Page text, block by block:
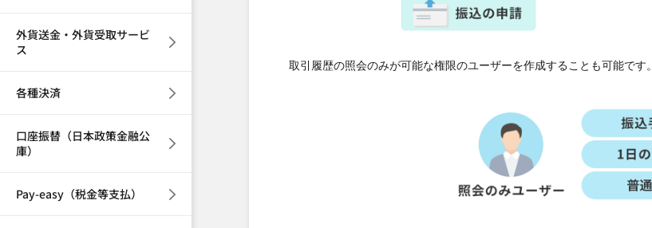
取引履歴の照会のみが可能な権限のユーザーを作成することも可能です。
外貨送金・外貨受取サービ
ス
各種決済
口座振替（日本政策金融公
庫）
Pay-easy（税金等支払）